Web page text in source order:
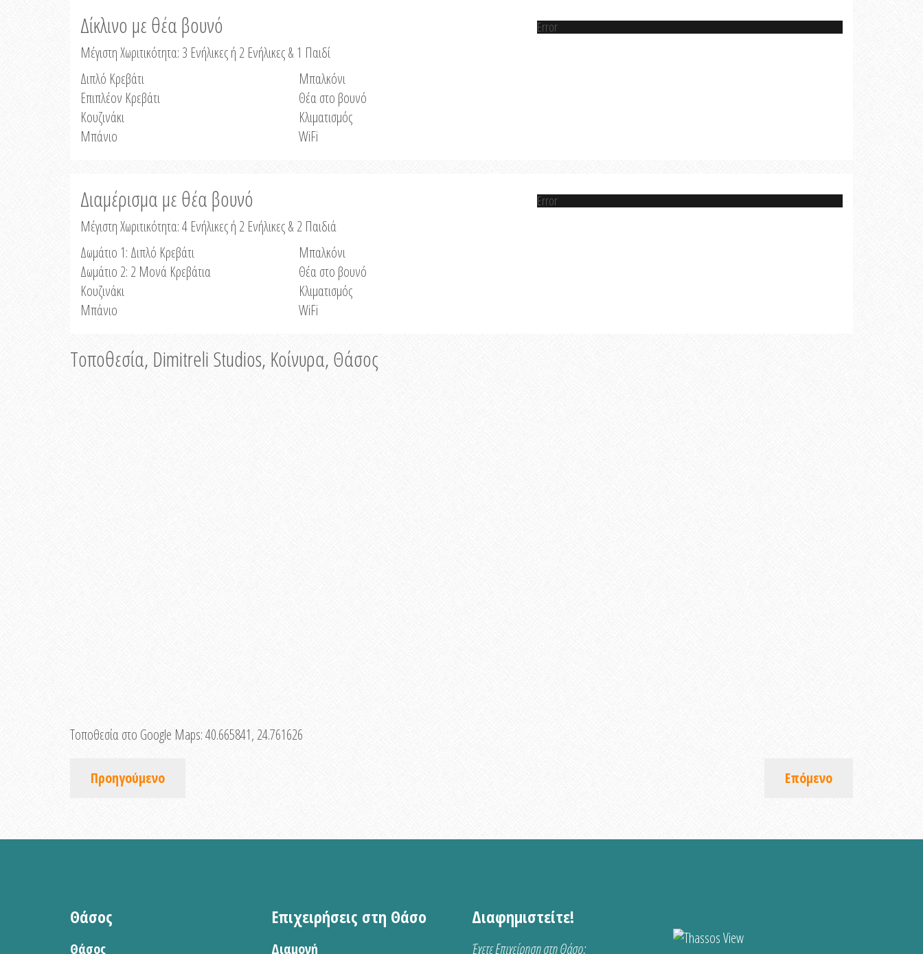
Δίκλινο με θέα βουνό
Μέγιστη Χωριτικότητα: 3 Ενήλικες ή 2 Ενήλικες & 1 Παιδί
Διπλό Κρεβάτι
Επιπλέον Κρεβάτι
Κουζινάκι
Μπάνιο
Μπαλκόνι
Θέα στο βουνό
Κλιματισμός
WiFi
Error
Διαμέρισμα με θέα βουνό
Μέγιστη Χωριτικότητα: 4 Ενήλικες ή 2 Ενήλικες & 2 Παιδιά
Δωμάτιο 1: Διπλό Κρεβάτι
Δωμάτιο 2: 2 Μονά Κρεβάτια
Κουζινάκι
Μπάνιο
Μπαλκόνι
Θέα στο βουνό
Κλιματισμός
WiFi
Error
Τοποθεσία, Dimitreli Studios, Κοίνυρα, Θάσος
Τοποθεσία στο Google Maps:40.665841, 24.761626
Προηγούμενο Επόμενο
Θάσος
Θάσος
Επιχειρήσεις στη Θάσο
Διαμονή
Διαφημιστείτε!
Έχετε Επιχείρηση στη Θάσο;